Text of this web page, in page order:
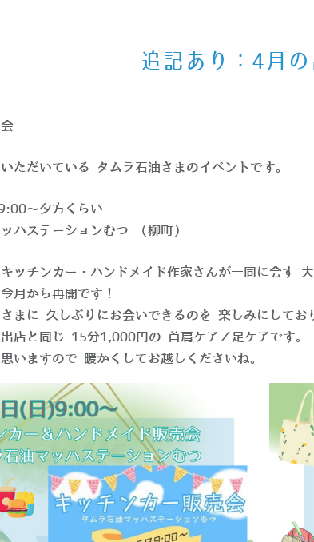
追記あり：4月
ただいている タムラ石油さまのイベントです。
〜夕方くらい
ハステーションむつ （柳町）
ッチンカー・ハンドメイド作家さんが一同に会す 大
月から再開です！
まに 久しぶりにお会いできるのを 楽しみにしてお
店と同じ 15分1,000円の 首肩ケア／足ケアです。
いますので 暖かくしてお越しくださいね。